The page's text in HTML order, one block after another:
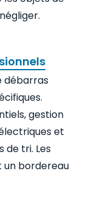
débarras
gestion
et
de tri. Les
un bordereau